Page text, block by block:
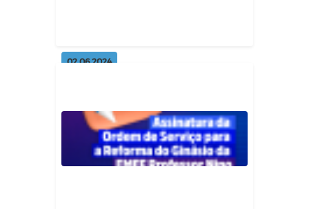
02.06.2024
Assinatura da ordem de Serviço
para a Reforma do Ginásio da...